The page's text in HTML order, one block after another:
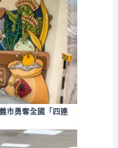
市勇奪全國「四連